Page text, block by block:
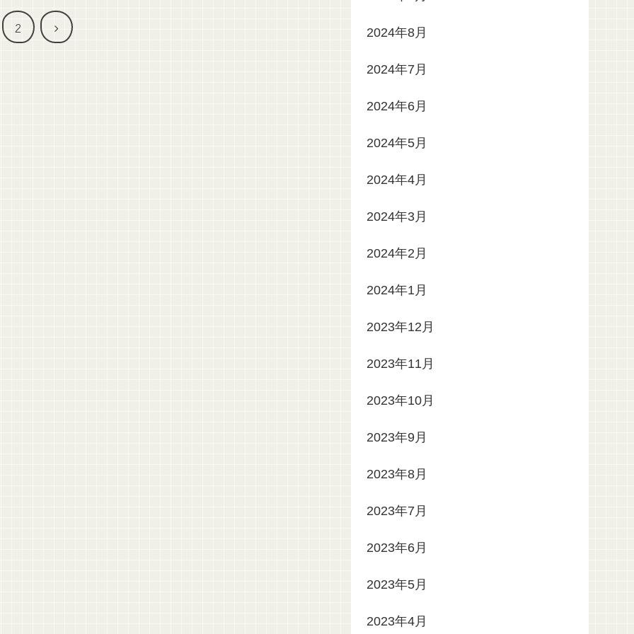
2
次
2024年8月
2024年7月
2024年6月
2024年5月
2024年4月
2024年3月
2024年2月
2024年1月
2023年12月
2023年11月
2023年10月
2023年9月
2023年8月
2023年7月
2023年6月
2023年5月
2023年4月